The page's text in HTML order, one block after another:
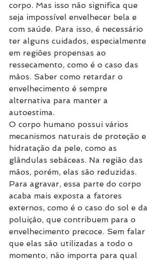
corpo. Mas isso não significa que
seja impossível envelhecer bela e
com saúde. Para isso, é necessário
ter alguns cuidados, especialmente
em regiões propensas ao
ressecamento, como é o caso das
mãos. Saber como retardar o
envelhecimento é sempre
alternativa para manter a
autoestima.
O corpo humano possui vários
mecanismos naturais de proteção e
hidratação da pele, como as
glândulas sebáceas. Na região das
mãos, porém, elas são reduzidas.
Para agravar, essa parte do corpo
acaba mais exposta a fatores
externos, como é o caso do sol e da
poluição, que contribuem para o
envelhecimento precoce. Sem falar
que elas são utilizadas a todo o
momento, não importa para qual